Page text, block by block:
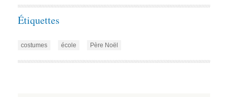
Étiquettes
costumes école Père Noël